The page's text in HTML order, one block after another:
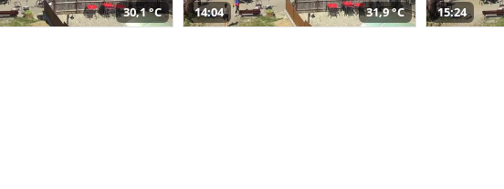
30,1 °C 14:04 31,9 °C 15:24